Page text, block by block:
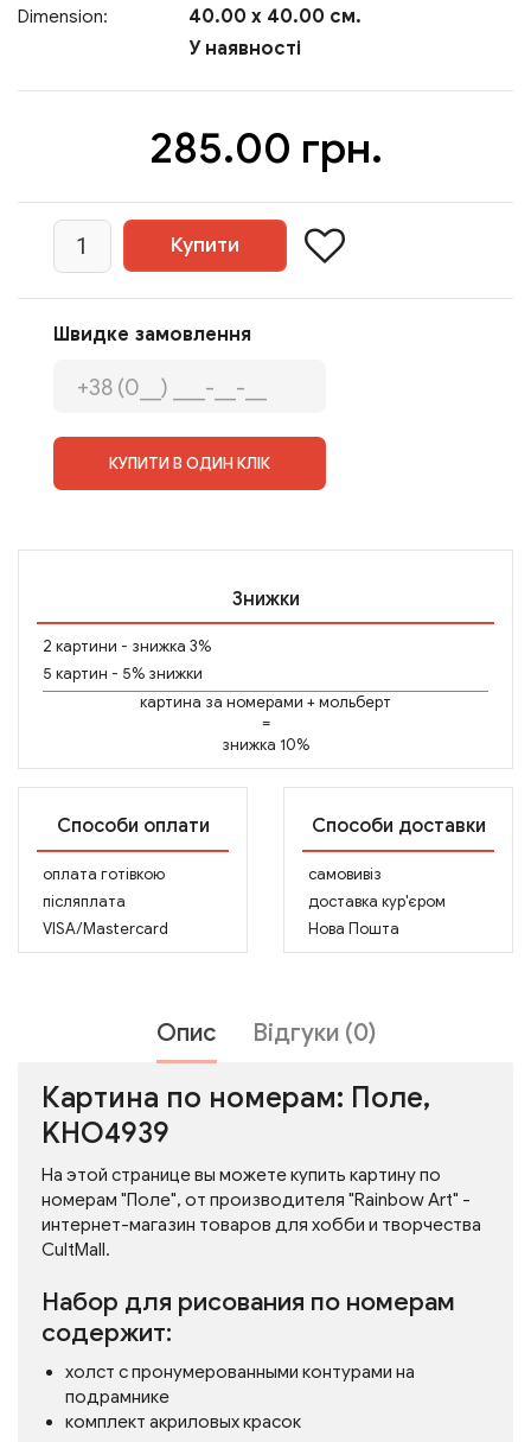
Dimension:
40.00 x 40.00 см.
У наявності
285.00 грн.
Швидке замовлення
КУПИТИ В ОДИН КЛІК
Знижки
2 картини - знижка 3%
5 картин - 5% знижки
картина за номерами +мольберт
=
знижка 10%
Способи оплати
оплата готівкою
післяплата
VISA/Mastercard
Способи доставки
самовивіз
доставка кур'єром
Нова Пошта
Опис Відгуки (0)
Картина по номерам: Поле,
KHO4939
На этой странице вы можете купить картину по
номерам "Поле", от производителя "Rainbow Art" -
интернет-магазин товаров для хобби и творчества
CultMall.
Набор для рисования по номерам
содержит:
холст с пронумерованными контурами на
подрамнике
комплект акриловых красок